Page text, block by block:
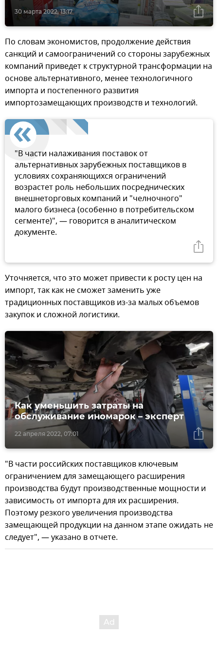
30 марта 2022, 13:17
По словам экономистов, продолжение действия
санкций и самоограничений со стороны зарубежных
компаний приведет к структурной трансформации на
основе альтернативного, менее технологичного
импорта и постепенного развития
импортозамещающих производств и технологий.
"В части налаживания поставок от
альтернативных зарубежных поставщиков в
условиях сохраняющихся ограничений
возрастет роль небольших посреднических
внешнеторговых компаний и "челночного"
малого бизнеса (особенно в потребительском
сегменте)", — говорится в аналитическом
документе.
Уточняется, что это может привести к росту цен на
импорт, так как не сможет заменить уже
традиционных поставщиков из-за малых объемов
закупок и сложной логистики.
22 апреля 2022, 07:01
Как уменьшить затраты на
обслуживание иномарок – эксперт
"В части российских поставщиков ключевым
ограничением для замещающего расширения
производства будут производственные мощности и
зависимость от импорта для их расширения.
Поэтому резкого увеличения производства
замещающей продукции на данном этапе ожидать не
следует", — указано в отчете.